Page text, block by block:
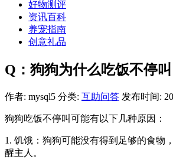
好物测评
资讯百科
养宠指南
创意礼品
Q：狗狗为什么吃饭不停叫
作者: mysql5 分类: 互助问答 发布时间:
狗狗吃饭不停叫可能有以下几种原因：
1. 饥饿：狗狗可能没有得到足够的食物
醒主人。